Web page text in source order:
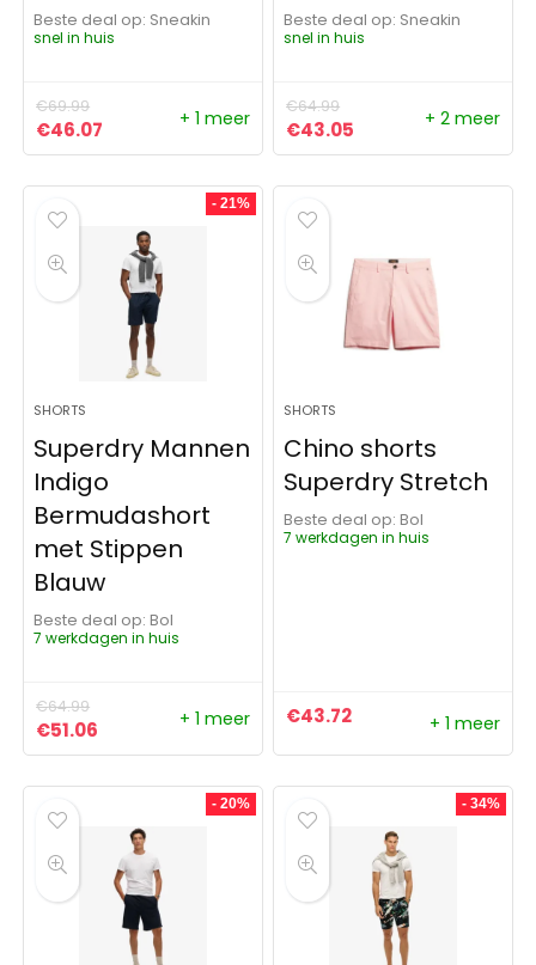
Beste deal op:
Sneakin
snel in huis
€69.99
Oorspronkelijke prijs was: €69.99.
€46.07 Huidige prijs is: €46.07.
+ 1 meer
Beste deal op:
Sneakin
snel in huis
€64.99
Oorspronkelijke prijs
€43.05 Huidige prijs is:
+ 2 meer
- 21%
SHORTS
Superdry Mannen
Indigo
Bermudashort
met Stippen
Blauw
Beste deal op:
Bol
7 werkdagen in huis
€64.99
Oorspronkelijke prijs was: €64.99.
€51.06 Huidige prijs is: €51.06.
+ 1 meer
SHORTS
Chino shorts
Superdry Stretch
Beste deal op:
Bol
7 werkdagen in huis
€43.72 + 1 meer
- 20% - 34%